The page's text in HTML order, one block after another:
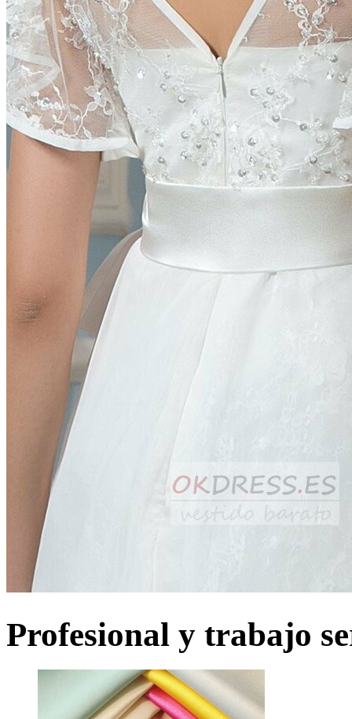
Profesional y trabajo